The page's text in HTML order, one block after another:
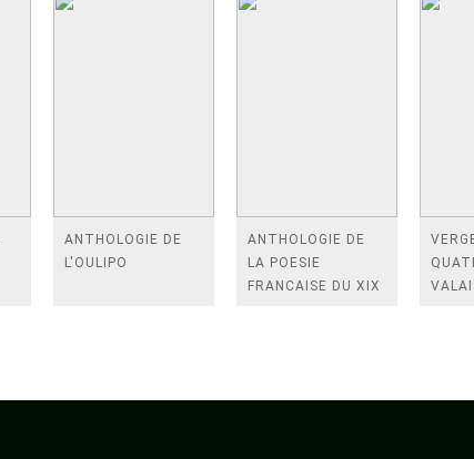
ANTHOLOGIE DE
L'OULIPO
ANTHOLOGIE DE
LA POESIE
FRANCAISE DU XIX